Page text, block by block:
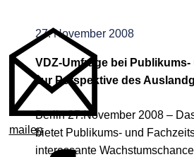
mailen
27. November 2008
VDZ-Umfrage bei
zur Perspektive des
Berlin 27.November 2008 –
bietet Publikums- und
interessante